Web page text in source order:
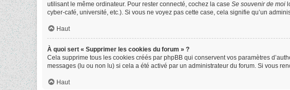
utilisant le même ordinateur. Pour rester connecté, cochez la case Se souvenir de moi
cyber-café, université, etc.). Si vous ne voyez pas cette case, cela signifie qu’un
Haut
À quoi sert « Supprimer les cookies du forum » ?
Cela supprime tous les cookies créés par phpBB qui conservent vos paramètres
messages (lu ou non lu) si cela a été activé par un administrateur du forum. Si vous
Haut